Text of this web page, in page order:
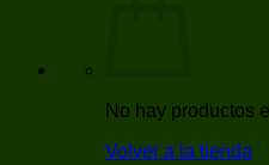
No hay productos
Volver a la tienda